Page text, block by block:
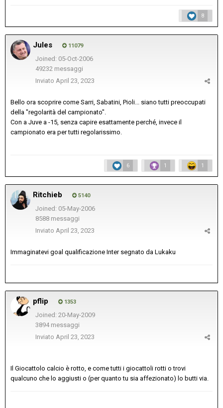
8
Jules 11079
Joined: 05-Oct-2006
49232 messaggi
Inviato April 23, 2023
Bello ora scoprire come Sarri, Sabatini, Pioli... siano tutti preoccupati
della "regolarità del campionato".
Con a Juve a -15, senza capire esattamente perché, invece il
campionato era per tutti regolarissimo.
6 1 1
Ritchieb 5140
Joined: 05-May-2006
8588 messaggi
Inviato April 23, 2023
Immaginatevi goal qualificazione Inter segnato da Lukaku
pflip 1353
Joined: 20-May-2009
3894 messaggi
Inviato April 23, 2023
Il Giocattolo calcio è rotto, e come tutti i giocattoli rotti o trovi
qualcuno che lo aggiusti o (per quanto tu sia affezionato) lo butti via.